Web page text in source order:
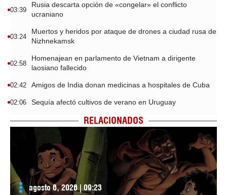
03:39
Rusia descarta opción de «congelar» el conflicto
ucraniano
03:24
Muertos y heridos por ataque de drones a ciudad rusa de
Nizhnekamsk
02:58
Homenajean en parlamento de Vietnam a dirigente
laosiano fallecido
02:42 Amigos de India donan medicinas a hospitales de Cuba
02:06 Sequía afectó cultivos de verano en Uruguay
RELACIONADOS
agosto 6, 2026 | 09:23